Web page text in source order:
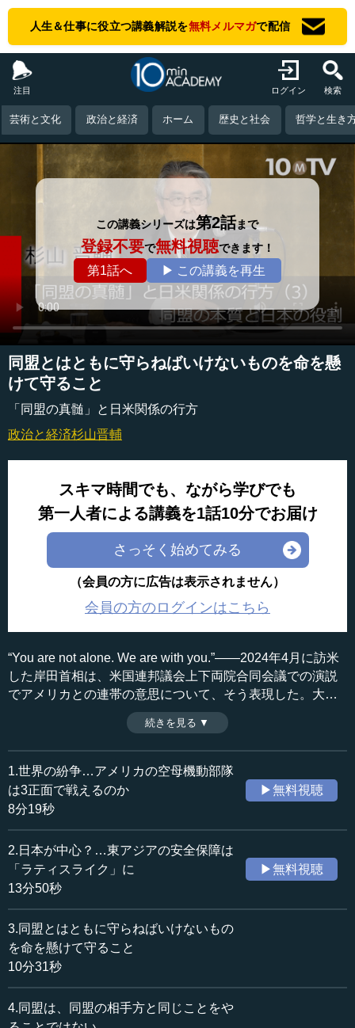
人生＆仕事に役立つ講義解説を無料メルマガで配信
注目 ログイン 検索
芸術と文化 政治と経済 ホーム 歴史と社会 哲学と生き
この講義シリーズは第2話まで
登録不要で無料視聴できます！
第1話へ ▶ この講義を再生
同盟とはともに守らねばいけないものを命を懸
けて守ること
「同盟の真髄」と日米関係の行方
政治と経済杉山晋輔
スキマ時間でも、ながら学びでも
第一人者による講義を1話10分でお届け
さっそく始めてみる
（会員の方に広告は表示されません）
会員の方のログインはこちら
“You are not alone. We are with you.”――2024年4月に訪米
した岸田首相は、米国連邦議会上下両院合同会議での演説
でアメリカとの連帯の意思について、そう表現した。大見
得を切ったようにも見えるこの表現には、緊張が高まる国
際情勢を踏まえた日米同盟への覚悟があった。今あらため
て、同盟の本質とは何かを考える。（全8話中第3話）
収録日：2024年4月23日
追加日：2024年6月26日
カテゴリー：
政治
外交
≪全文≫
●岸田首相が“We are with you”と言い切ったことの
ここまでくると、共同声明の表現などがいろいろありま
す。それから、岸田さんの40分くらいの議会演説も非常に
立派な英語での演説で、15回のスタンディングオベーショ
ろんビデオで見ただけでありますけれど、非常に感銘を受
続きを見る ▼
1.世界の紛争…アメリカの空母機動部隊
は3正面で戦えるのか
8分19秒
▶無料視聴
2.日本が中心？…東アジアの安全保障は
「ラティスライク」に
13分50秒
▶無料視聴
3.同盟とはともに守らねばいけないもの
を命を懸けて守ること
10分31秒
4.同盟は、同盟の相手方と同じことをや